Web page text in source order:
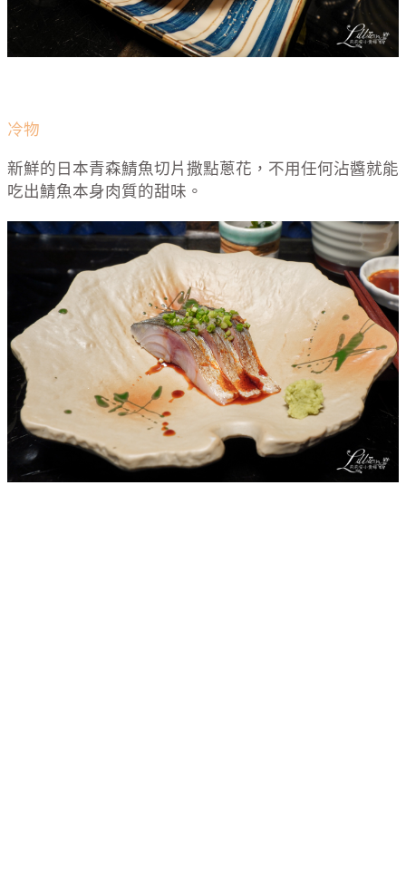
冷物
新鮮的日本青森鯖魚切片撒點蔥花，不用任何沾醬就能
吃出鯖魚本身肉質的甜味。